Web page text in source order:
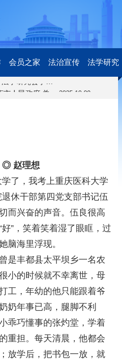
会员之家 法治宣传 法学研究
关于开展第十一届“全国杰出青年法学家”评选表彰活动的通知 2026-03-18
研究阐释党的二十届四中全会和中央全面依法治国工作会议精神专项课题立项公示公告 2026-02-28
第七届“中国—东盟法治论坛”11月20日至22日在渝举办2025-11-18
重庆市法学会数字法学研究会学术年会拟于11月14日召开 2025-10-28
2025-10-09
关于开展“2025年青年普法志愿者法治文化基层行”活动的通知 2025-04-22
会议预告 | 中国法学会法学期刊研究会2025年年会将在重庆召开 2025-03-12
关于开展第十一届“全国杰出青年法学家”评选表彰活动的通知 2026-03-18
关于研究阐释党的二十届四中全会和中央全面依法治国工作会议精神专项课题申报工作的通知 2025-12-07
第七届“中国—东盟法治论坛”11月20日至22日在渝举办
重庆市法学会数字法学研究会学术年会拟于11月14日召开 2025-10-28
中央政法委印发通知要求学习宣传重庆检察未成年人保护工作团队代表先进事迹 2025-09-30
关于学习运用普法专栏节目《说法》的通知 2025-09-08
第二十届西部法治论坛暨法治宁夏论坛拟获奖论文公示 2025-09-07
中国法学会2025年度部级法学研究课题立项公告 2025-07-20
中国法学会2025年度部级法学研究课题立项公示公告 2025-07-08
重庆市法学会第五期法学研究立项课题名单公布 2025-05-20
赵理想
了，我考上重庆医科大学
休干部第四党支部书记伍
而兴奋的声音。伍良很高
”，笑着笑着湿了眼眶，过
脑海里浮现。
丰都县太平坝乡一名农
小的时候就不幸离世，母
工，年幼的他只能跟着爷
奶年事已高，腿脚不利
乖巧懂事的张灼堂，学着
重担。每天清晨，他都会
放学后，把书包一放，就